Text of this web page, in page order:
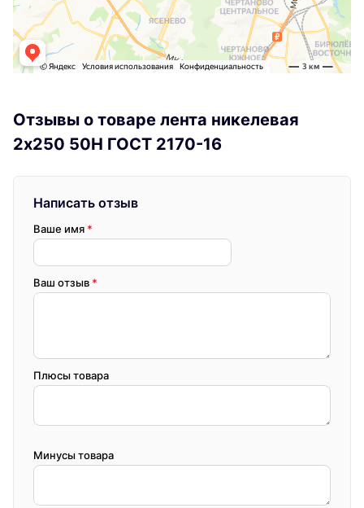
Отзывы о товаре лента никелевая
2x250 50Н ГОСТ 2170-16
Написать отзыв
Ваше имя *
Ваш отзыв *
Плюсы товара
Минусы товара